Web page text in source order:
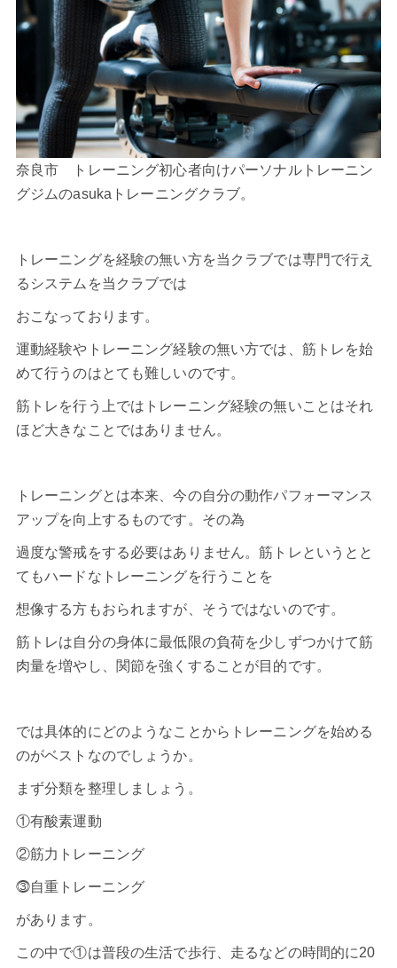
奈良市 トレーニング初心者向けパーソナルトレーニン
グジムのasukaトレーニングクラブ。
トレーニングを経験の無い方を当クラブでは専門で行え
るシステムを当クラブでは
おこなっております。
運動経験やトレーニング経験の無い方では、筋トレを始
めて行うのはとても難しいのです。
筋トレを行う上ではトレーニング経験の無いことはそれ
ほど大きなことではありません。
トレーニングとは本来、今の自分の動作パフォーマンス
アップを向上するものです。その為
過度な警戒をする必要はありません。筋トレというとと
てもハードなトレーニングを行うことを
想像する方もおられますが、そうではないのです。
筋トレは自分の身体に最低限の負荷を少しずつかけて筋
肉量を増やし、関節を強くすることが目的です。
では具体的にどのようなことからトレーニングを始める
のがベストなのでしょうか。
まず分類を整理しましょう。
①有酸素運動
②筋力トレーニング
⓷自重トレーニング
があります。
この中で①は普段の生活で歩行、走るなどの時間的に20